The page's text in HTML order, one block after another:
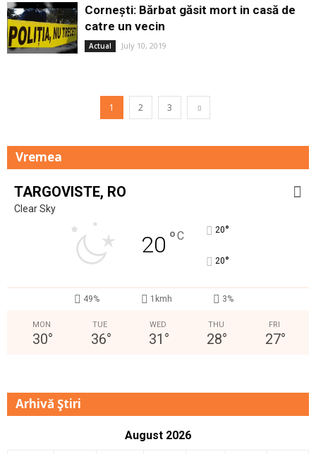
Cornești: Bărbat găsit mort in casă de
catre un vecin
Actual July 10, 2019
1 2 3
Vremea
TARGOVISTE, RO
Clear Sky
20 °C 20°
20°
49% 1kmh 3%
MON
30°
TUE
36°
WED
31 °
THU
28°
FRI
27°
Arhivă Ştiri
August 2026